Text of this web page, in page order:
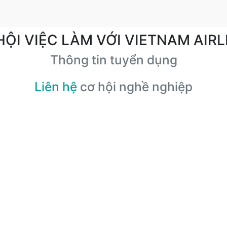
VIỆC LÀM VỚI VIETNAM
Thông tin tuyển dụng
Liên hệ cơ hội nghề nghiệp